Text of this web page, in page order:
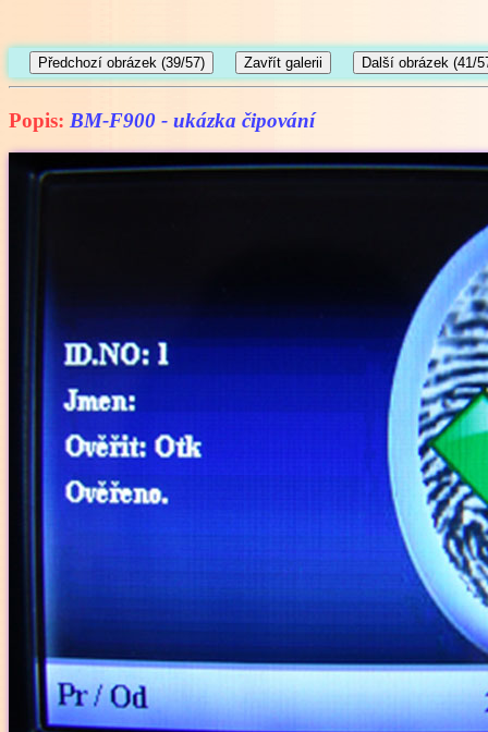
Popis: BM-F900 - ukázka čipování